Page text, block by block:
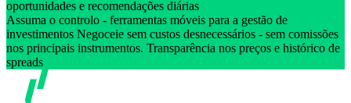
oportunidades e recomendações diárias
Assuma o controlo - ferramentas móveis para a gestão de
investimentos Negoceie sem custos desnecessários - sem comissões
nos principais instrumentos. Transparência nos preços e histórico de
spreads